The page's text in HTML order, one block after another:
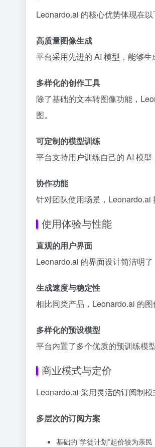
Leonardo.ai 的核心优势体现在以
高质量图像生成
平台采用先进的 AI 模型，能够
多样化的创作工具
除了基础的文本转图像功能，
图。
可定制的模型训练
平台支持用户训练自己的 AI 模
协作功能
针对团队使用场景，Leonardo.ai
使用体验与性能
直观的用户界面
Leonardo.ai 的界面设计简洁明
生成速度与稳定性
相比同类产品，Leonardo.ai 的
多样化的预设模型
平台内置了多个优质的预训练模
商业模式与定价
Leonardo.ai 采用灵活的订阅制
多层次的订阅方案
基础的”学徒计划”起价较为亲